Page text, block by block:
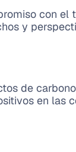
con el
y
de
en las